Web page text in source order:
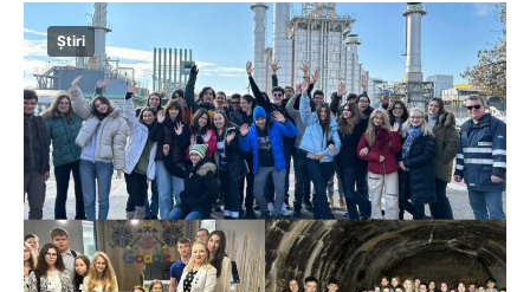
Știri